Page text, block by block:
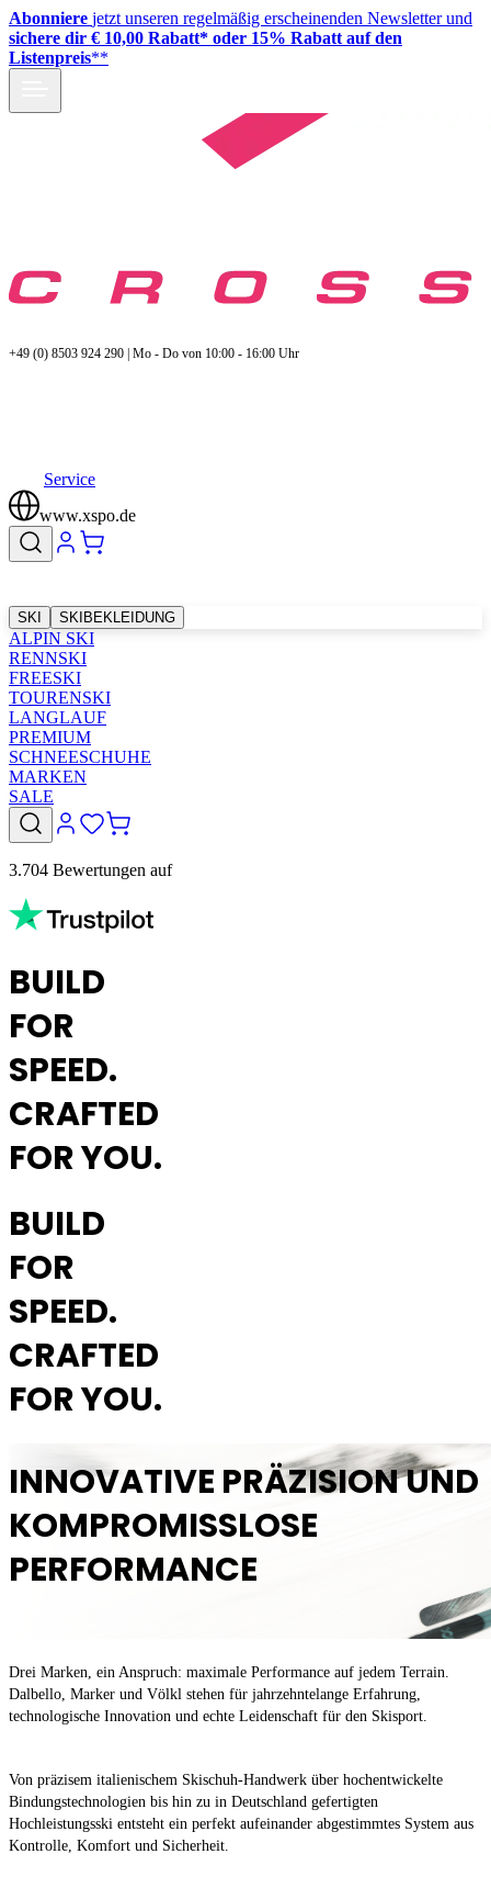
Abonniere jetzt unseren regelmäßig erscheinenden Newsletter und
sichere dir € 10,00 Rabatt* oder 15% Rabatt auf den
Listenpreis**
+49 (0) 8503 924 290 | Mo - Do von 10:00 - 16:00 Uhr
Service
www.xspo.de
SKI SKIBEKLEIDUNG
ALPIN SKI
RENNSKI
FREESKI
TOURENSKI
LANGLAUF
PREMIUM
SCHNEESCHUHE
MARKEN
SALE
3.704 Bewertungen auf
BUILD
FOR
SPEED.
CRAFTED
FOR YOU.
BUILD
FOR
SPEED.
CRAFTED
FOR YOU.
INNOVATIVE PRÄZISION UND
KOMPROMISSLOSE
PERFORMANCE
Drei Marken, ein Anspruch: maximale Performance auf jedem Terrain.
Dalbello, Marker und Völkl stehen für jahrzehntelange Erfahrung,
technologische Innovation und echte Leidenschaft für den Skisport.
Von präzisem italienischem Skischuh-Handwerk über hochentwickelte
Bindungstechnologien bis hin zu in Deutschland gefertigten
Hochleistungsski entsteht ein perfekt aufeinander abgestimmtes System aus
Kontrolle, Komfort und Sicherheit.